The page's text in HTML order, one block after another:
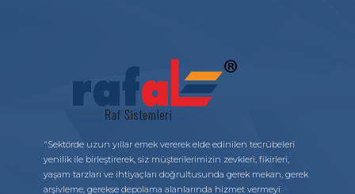
"Sektörde uzun yıllar emek vererek elde edinilen tecrübeleri
yenilik ile birleştirerek, siz müşterilerimizin zevkleri, fikirleri,
yaşam tarzları ve ihtiyaçları doğrultusunda gerek mekan, gerek
arşivleme, gerekse depolama alanlarında hizmet vermeyi